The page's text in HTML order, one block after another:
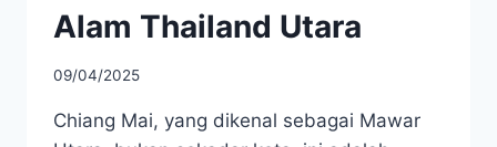
Alam Thailand Utara
09/04/2025
Chiang Mai, yang dikenal sebagai Mawar